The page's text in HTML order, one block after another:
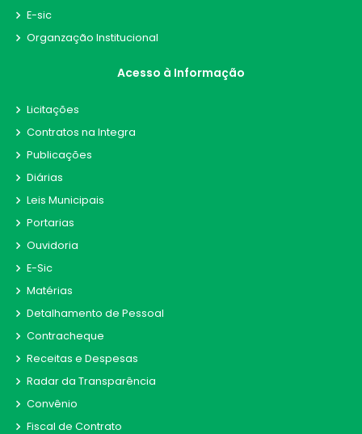
E-sic
Organzação Institucional
Acesso à Informação
Licitações
Contratos na Integra
Publicações
Diárias
Leis Municipais
Portarias
Ouvidoria
E-Sic
Matérias
Detalhamento de Pessoal
Contracheque
Receitas e Despesas
Radar da Transparência
Convênio
Fiscal de Contrato